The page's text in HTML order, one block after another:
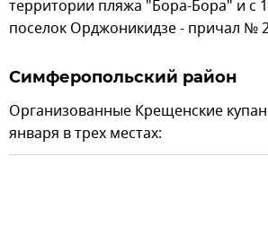
территории пляжа "Бора-Бора" и с
поселок Орджоникидзе - причал №
Симферопольский район
Организованные Крещенские
января в трех местах: